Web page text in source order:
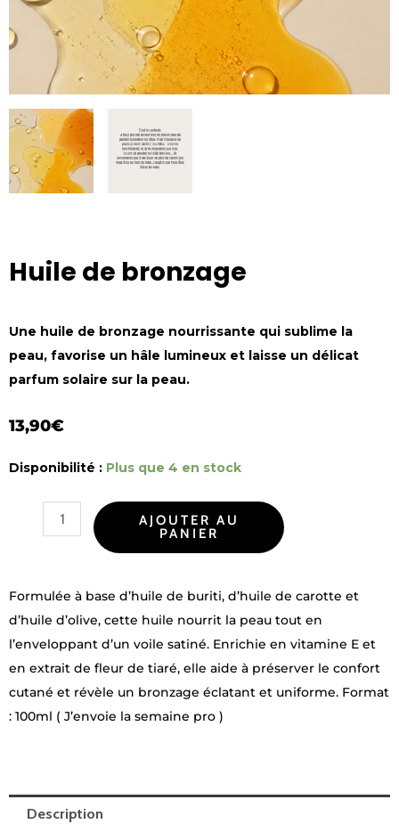
Huile de bronzage
Une huile de bronzage nourrissante qui sublime la
peau, favorise un hâle lumineux et laisse un délicat
parfum solaire sur la peau.
13,90€
Disponibilité : Plus que 4 en stock
quantité
AJOUTER AU
PANIER
Formulée à base d’huile de buriti, d’huile de carotte et
d’huile d’olive, cette huile nourrit la peau tout en
l’enveloppant d’un voile satiné. Enrichie en vitamine E et
en extrait de fleur de tiaré, elle aide à préserver le confort
cutané et révèle un bronzage éclatant et uniforme. Format
: 100ml ( J’envoie la semaine pro )
Description